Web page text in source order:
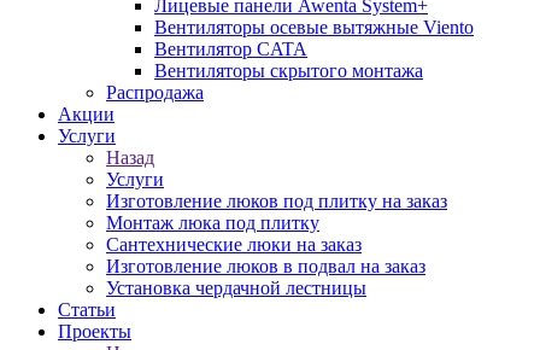
Лицевые панели Awenta System+
Вентиляторы осевые вытяжные Viento
Вентилятор CATA
Вентиляторы скрытого монтажа
Распродажа
Акции
Услуги
Назад
Услуги
Изготовление люков под плитку на заказ
Монтаж люка под плитку
Сантехнические люки на заказ
Изготовление люков в подвал на заказ
Установка чердачной лестницы
Статьи
Проекты